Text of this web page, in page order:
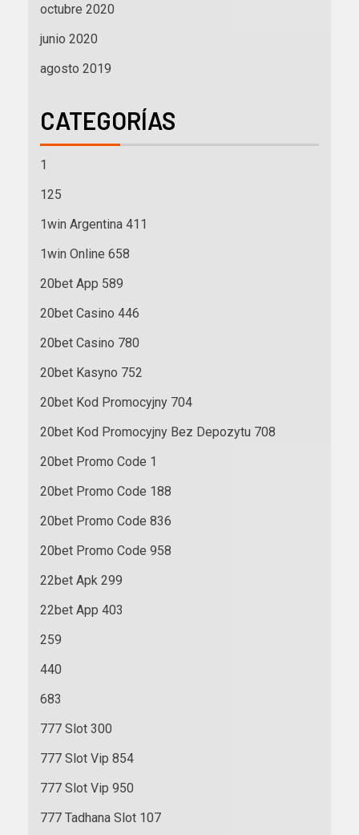
octubre 2020
junio 2020
agosto 2019
CATEGORÍAS
1
125
1win Argentina 411
1win Online 658
20bet App 589
20bet Casino 446
20bet Casino 780
20bet Kasyno 752
20bet Kod Promocyjny 704
20bet Kod Promocyjny Bez Depozytu 708
20bet Promo Code 1
20bet Promo Code 188
20bet Promo Code 836
20bet Promo Code 958
22bet Apk 299
22bet App 403
259
440
683
777 Slot 300
777 Slot Vip 854
777 Slot Vip 950
777 Tadhana Slot 107